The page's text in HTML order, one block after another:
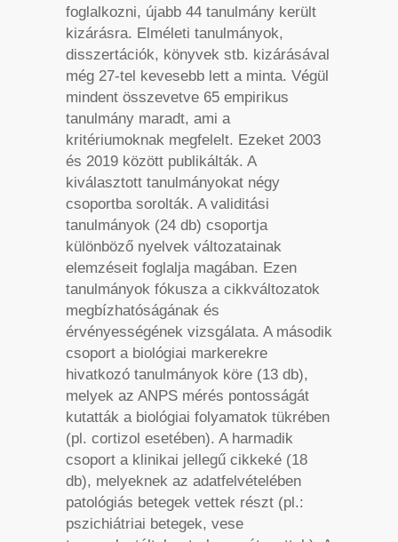
foglalkozni, újabb 44 tanulmány került
kizárásra. Elméleti tanulmányok,
disszertációk, könyvek stb. kizárásával
még 27-tel kevesebb lett a minta. Végül
mindent összevetve 65 empirikus
tanulmány maradt, ami a
kritériumoknak megfelelt. Ezeket 2003
és 2019 között publikálták. A
kiválasztott tanulmányokat négy
csoportba sorolták. A validitási
tanulmányok (24 db) csoportja
különböző nyelvek változatainak
elemzéseit foglalja magában. Ezen
tanulmányok fókusza a cikkváltozatok
megbízhatóságának és
érvényességének vizsgálata. A második
csoport a biológiai markerekre
hivatkozó tanulmányok köre (13 db),
melyek az ANPS mérés pontosságát
kutatták a biológiai folyamatok tükrében
(pl. cortizol esetében). A harmadik
csoport a klinikai jellegű cikkeké (18
db), melyeknek az adatfelvételében
patológiás betegek vettek részt (pl.:
pszichiátriai betegek, vese